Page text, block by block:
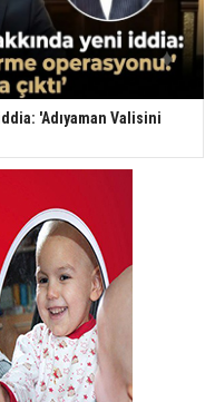
'Adıyaman Valisini